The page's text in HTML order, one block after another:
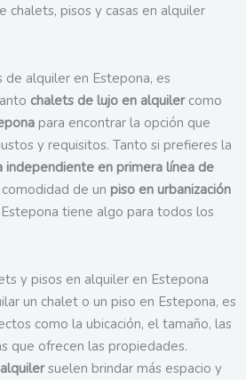
chalets, pisos y casas en alquiler
alquiler en Estepona, es
chalets de lujo en alquilercomo
para encontrar la opción que
y requisitos. Tanto si prefieres la
independiente en primera línea de
de un piso en urbanización
Estepona tiene algo para todos los
y pisos en alquiler en Estepona
un chalet o un piso en Estepona, es
como la ubicación, el tamaño, las
que ofrecen las propiedades.
suelen brindar más espacio y